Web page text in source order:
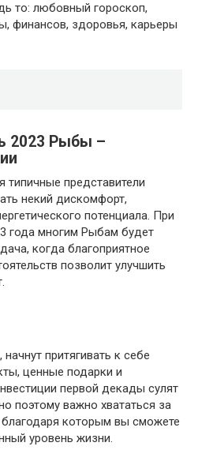
то: любовный гороскоп,
финансов, здоровья, карьеры
2023 Рыбы –
типичные представители
некий дискомфорт,
потенциала. При
года многим Рыбам будет
когда благоприятное
позволит улучшить
притягивать к себе
ценные подарки и
первой декады сулят
поэтому важно хвататься за
которым вы сможете
уровень жизни.